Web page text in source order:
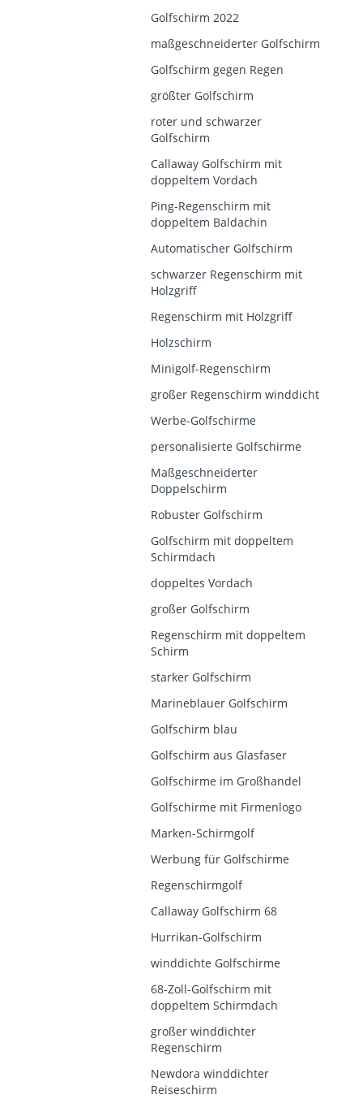
Golfschirm 2022
maßgeschneiderter Golfschirm
Golfschirm gegen Regen
größter Golfschirm
roter und schwarzer
Golfschirm
Callaway Golfschirm mit
doppeltem Vordach
Ping-Regenschirm mit
doppeltem Baldachin
Automatischer Golfschirm
schwarzer Regenschirm mit
Holzgriff
Regenschirm mit Holzgriff
Holzschirm
Minigolf-Regenschirm
großer Regenschirm winddicht
Werbe-Golfschirme
personalisierte Golfschirme
Maßgeschneiderter
Doppelschirm
Robuster Golfschirm
Golfschirm mit doppeltem
Schirmdach
doppeltes Vordach
großer Golfschirm
Regenschirm mit doppeltem
Schirm
starker Golfschirm
Marineblauer Golfschirm
Golfschirm blau
Golfschirm aus Glasfaser
Golfschirme im Großhandel
Golfschirme mit Firmenlogo
Marken-Schirmgolf
Werbung für Golfschirme
Regenschirmgolf
Callaway Golfschirm 68
Hurrikan-Golfschirm
winddichte Golfschirme
68-Zoll-Golfschirm mit
doppeltem Schirmdach
großer winddichter
Regenschirm
Newdora winddichter
Reiseschirm